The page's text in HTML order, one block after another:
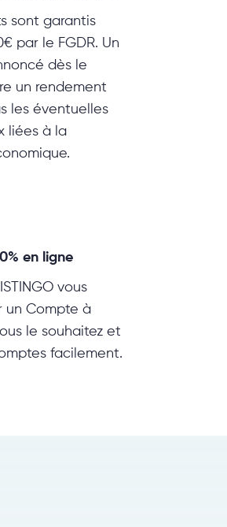
sont garantis
par le FGDR. Un
dès le
un rendement
les éventuelles
liées à la
en ligne
vous
un Compte à
le souhaitez et
facilement.